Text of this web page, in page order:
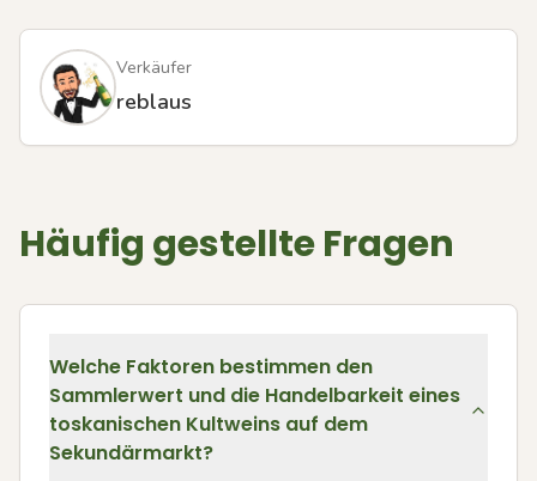
Verkäufer
reblaus
Häufig gestellte Fragen
Welche Faktoren bestimmen den
Sammlerwert und die Handelbarkeit eines
toskanischen Kultweins auf dem
Sekundärmarkt?